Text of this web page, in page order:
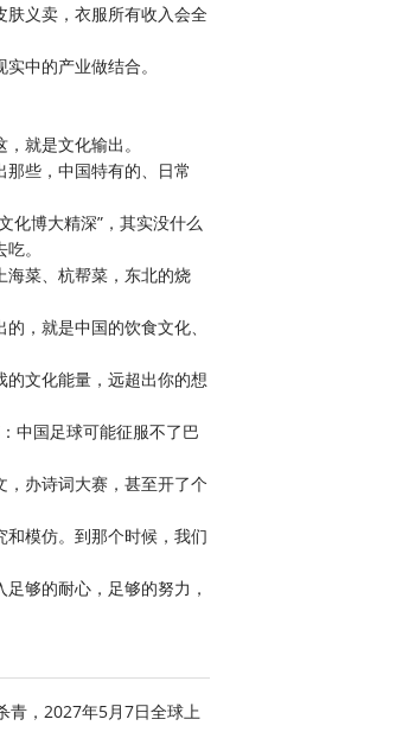
肤义卖，衣服所有收入会全
中的产业做结合。
就是文化输出。
些，中国特有的、日常
化博大精深”，其实没什么
。
海菜、杭帮菜，东北的烧
，就是中国的饮食文化、
文化能量，远超出你的想
中国足球可能征服不了巴
，办诗词大赛，甚至开了个
模仿。到那个时候，我们
够的耐心，足够的努力，
青，2027年5月7日全球上